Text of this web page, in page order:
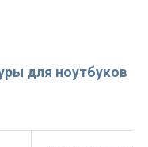
для ноутбуков